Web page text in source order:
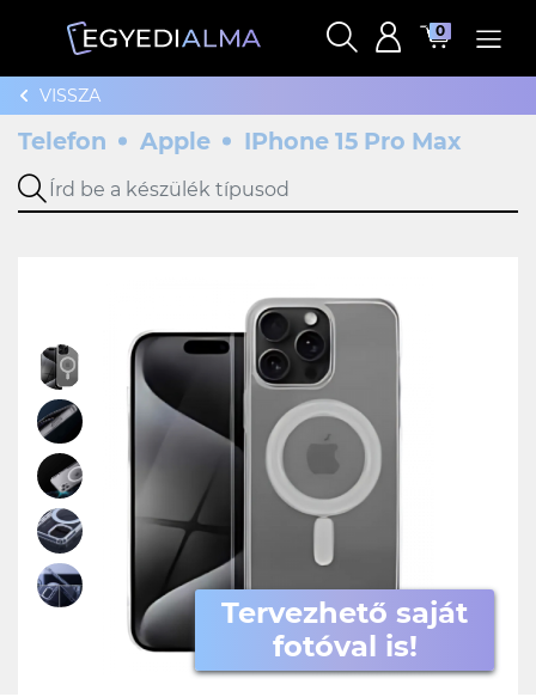
0
VISSZA
Telefon Apple IPhone 15 Pro Max
Tervezhető saját
fotóval is!